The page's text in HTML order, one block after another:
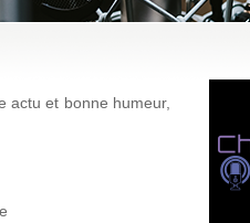
actu et bonne humeur,